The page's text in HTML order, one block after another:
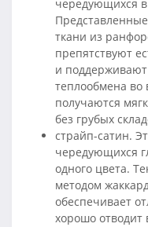
чередующихся
ткани из
препятствуют
и
теплообмена во
получаются
без грубых
страйп-сатин.
чередующихся
одного цвета.
методом
обеспечивает
хорошо отводит